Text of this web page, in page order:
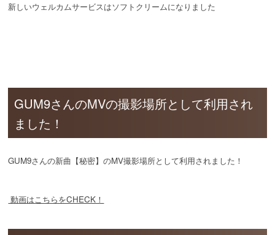
新しいウェルカムサービスはソフトクリームになりました
GUM9さんのMVの撮影場所として利用され
ました！
GUM9さんの新曲【秘密】のMV撮影場所として利用されました！
動画はこちらをCHECK！